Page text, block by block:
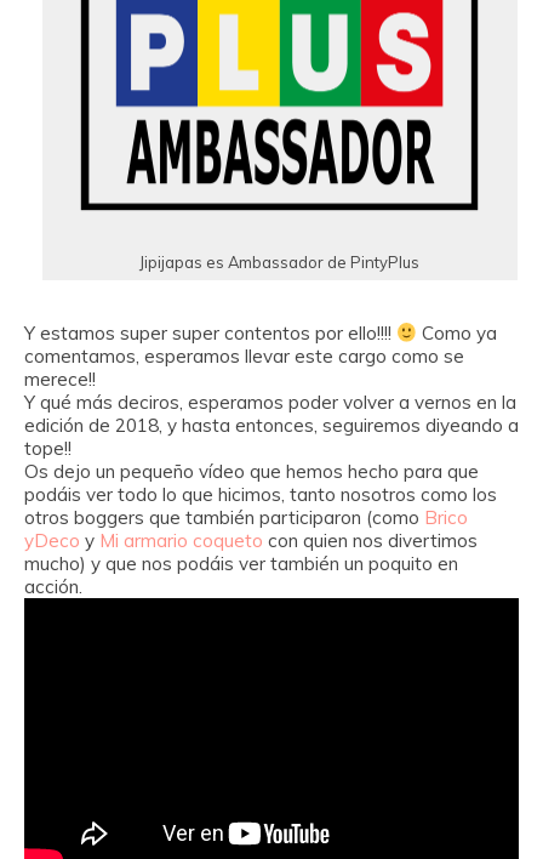
Jipijapas es Ambassador de PintyPlus
Y estamos super super contentos por ello!!!!
Como ya
comentamos, esperamos llevar este cargo como se
merece!!
Y qué más deciros, esperamos poder volver a vernos en la
edición de 2018, y hasta entonces, seguiremos diyeando a
tope!!
Os dejo un pequeño vídeo que hemos hecho para que
podáis ver todo lo que hicimos, tanto nosotros como los
otros boggers que también participaron (como Brico
yDeco y Mi armario coqueto con quien nos divertimos
mucho) y que nos podáis ver también un poquito en
acción.